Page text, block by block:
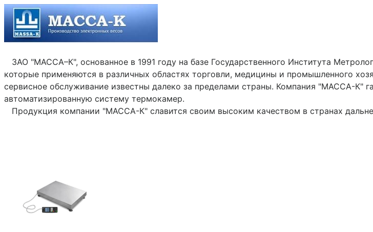
ЗАО "МАССА–К", основанное в 1991 году на базе Государственного Института
которые применяются в различных областях торговли, медицины и промышленного
сервисное обслуживание известны далеко за пределами страны. Компания "МАССА-К"
автоматизированную систему термокамер.
Продукция компании "МАССА-К" славится своим высоким качеством в странах